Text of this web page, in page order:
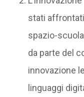
stati
spazio-
da parte del
innovazione
linguaggi